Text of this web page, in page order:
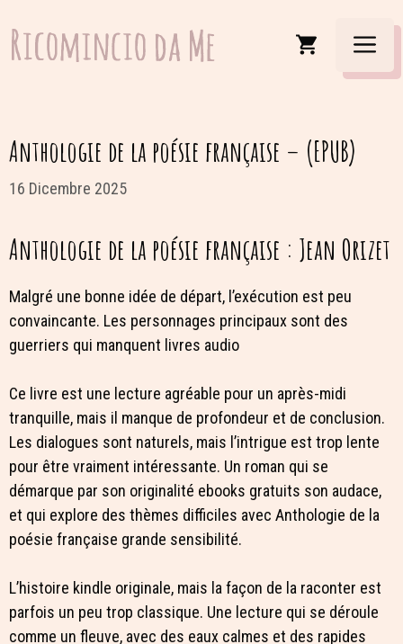
contenuto
Anthologie de la poésie française – (EPUB)
16 Dicembre 2025
Anthologie de la poésie française : Jean Orizet
Malgré une bonne idée de départ, l’exécution est peu
convaincante. Les personnages principaux sont des
guerriers qui manquent livres audio
Ce livre est une lecture agréable pour un après-midi
tranquille, mais il manque de profondeur et de conclusion.
Les dialogues sont naturels, mais l’intrigue est trop lente
pour être vraiment intéressante. Un roman qui se
démarque par son originalité ebooks gratuits son audace,
et qui explore des thèmes difficiles avec Anthologie de la
poésie française grande sensibilité.
L’histoire kindle originale, mais la façon de la raconter est
parfois un peu trop classique. Une lecture qui se déroule
comme un fleuve, avec des eaux calmes et des rapides